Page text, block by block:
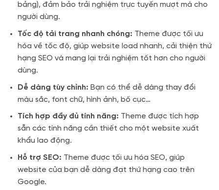
bảng), đảm bảo trải nghiệm trực tuyến mượt mà cho
người dùng.
Tốc độ tải trang nhanh chóng: Theme được tối ưu
hóa về tốc độ, giúp website load nhanh, cải thiện thứ
hạng SEO và mang lại trải nghiệm tốt hơn cho người
dùng.
Dễ dàng tùy chỉnh: Bạn có thể dễ dàng thay đổi
màu sắc, font chữ, hình ảnh, bố cục…
Tích hợp đầy đủ tính năng: Theme được tích hợp
sẵn các tính năng cần thiết cho một website xuất
khẩu lao động.
Hỗ trợ SEO: Theme được tối ưu hóa SEO, giúp
website của bạn dễ dàng đạt thứ hạng cao trên
Google.